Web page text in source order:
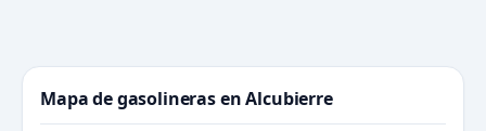
Mapa de gasolineras en Alcubierre